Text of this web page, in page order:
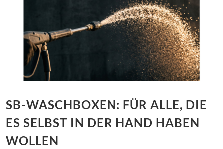
SB-WASCHBOXEN: FÜR ALLE, DIE
ES SELBST IN DER HAND HABEN
WOLLEN